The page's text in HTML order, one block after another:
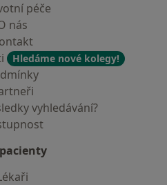
péče
nás
Hledáme nové kolegy!
vyhledávání?